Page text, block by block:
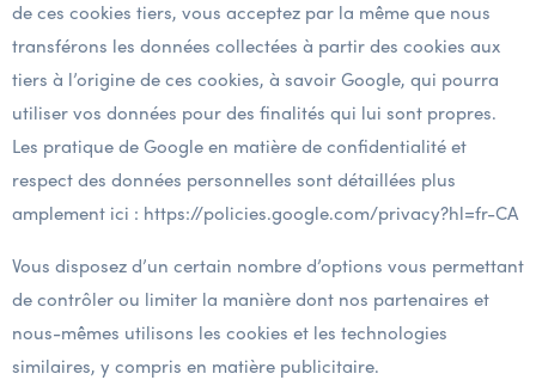
de ces cookies tiers, vous acceptez par la même que nous
transférons les données collectées à partir des cookies aux
tiers à l’origine de ces cookies, à savoir Google, qui pourra
utiliser vos données pour des finalités qui lui sont propres.
Les pratique de Google en matière de confidentialité et
respect des données personnelles sont détaillées plus
amplement ici : https://policies.google.com/privacy?hl=fr-CA
Vous disposez d’un certain nombre d’options vous permettant
de contrôler ou limiter la manière dont nos partenaires et
nous-mêmes utilisons les cookies et les technologies
similaires, y compris en matière publicitaire.